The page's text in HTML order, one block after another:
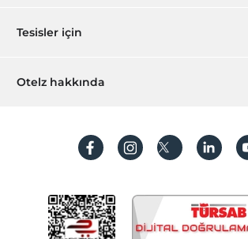
Sıkça sorulan sorular
İşlem rehberi
Hediye Kart
Hesap oluştur
Tesisler için
Hemen tesisinizi ekleyin
Otelz hakkında
Koşullar ve şartlar